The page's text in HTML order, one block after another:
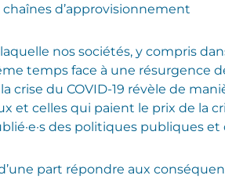
d’approvisionnement
nos sociétés, y compris
temps face à une résurgence
crise du COVID-19 révèle de
et celles qui paient le prix de la
des politiques publiques et
part répondre aux